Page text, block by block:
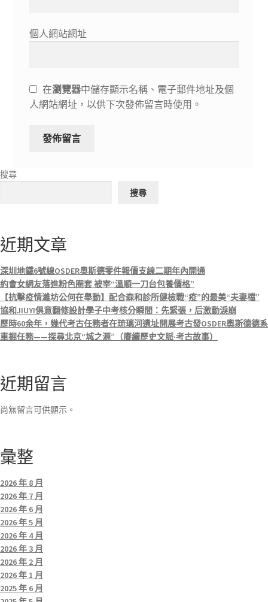
個人網站網址
在瀏覽器中儲存顯示名稱、電子郵件地址及個
人網站網址，以供下次發佈留言時使用。
搜尋
搜尋
近期文章
深圳地鐵6號線OSDER奧斯德零件報價支線二期年內開通
約會女網友落進粉色圈套 被宰“溫順一刀台包養價格”
【抗擊疫情濰坊公何在舉動】配合森和診所健檢戰“疫”的最美“夫妻檔”
協和JIUYI俱意翻修設計學子中考核分瞬間：先緊張，后激動淚崩
歷時60余年，幾代考古任務者在琉璃河遺址開展考古發OSDER奧斯德德系
車掘任務——探尋北京“城之源”（賡續歷史文脈·考古故事）
近期留言
尚無留言可供顯示。
彙整
2026 年 8 月
2026 年 7 月
2026 年 6 月
2026 年 5 月
2026 年 4 月
2026 年 3 月
2026 年 2 月
2026 年 1 月
2025 年 6 月